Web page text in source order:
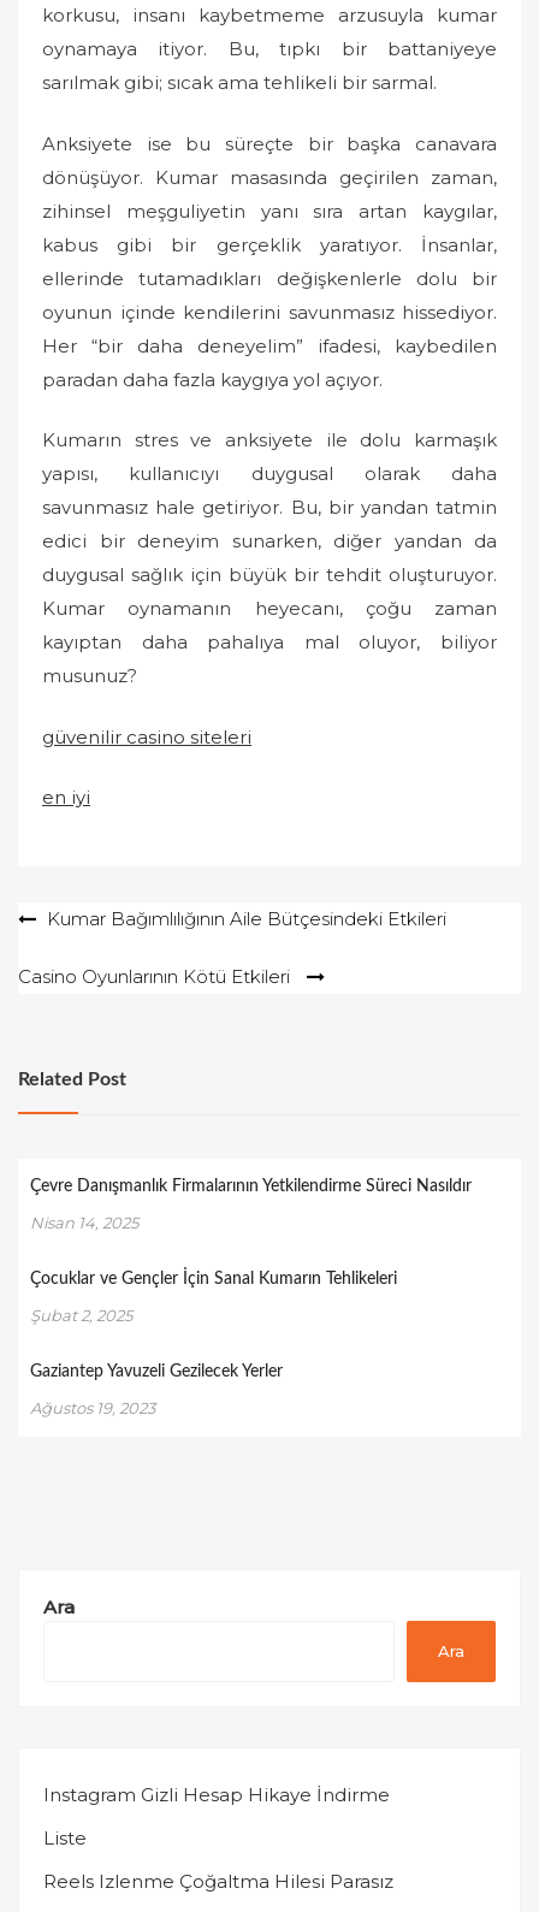
korkusu, insanı kaybetmeme arzusuyla kumar
oynamaya itiyor. Bu, tıpkı bir battaniyeye
sarılmak gibi; sıcak ama tehlikeli bir sarmal.
Anksiyete ise bu süreçte bir başka canavara
dönüşüyor. Kumar masasında geçirilen zaman,
zihinsel meşguliyetin yanı sıra artan kaygılar,
kabus gibi bir gerçeklik yaratıyor. İnsanlar,
ellerinde tutamadıkları değişkenlerle dolu bir
oyunun içinde kendilerini savunmasız hissediyor.
Her “bir daha deneyelim” ifadesi, kaybedilen
paradan daha fazla kaygıya yol açıyor.
Kumarın stres ve anksiyete ile dolu karmaşık
yapısı, kullanıcıyı duygusal olarak daha
savunmasız hale getiriyor. Bu, bir yandan tatmin
edici bir deneyim sunarken, diğer yandan da
duygusal sağlık için büyük bir tehdit oluşturuyor.
Kumar oynamanın heyecanı, çoğu zaman
kayıptan daha pahalıya mal oluyor, biliyor
musunuz?
güvenilir casino siteleri
en iyi
YazıKumar Bağımlılığının Aile Bütçesindeki Etkileri
Casino Oyunlarının Kötü Etkileri
Related Post
Çevre Danışmanlık Firmalarının Yetkilendirme Süreci Nasıldır
Nisan 14, 2025
Çocuklar ve Gençler İçin Sanal Kumarın Tehlikeleri
Şubat 2, 2025
Gaziantep Yavuzeli Gezilecek Yerler
Ağustos 19, 2023
Ara
Ara
Instagram Gizli Hesap Hikaye İndirme
Liste
Reels Izlenme Çoğaltma Hilesi Parasız